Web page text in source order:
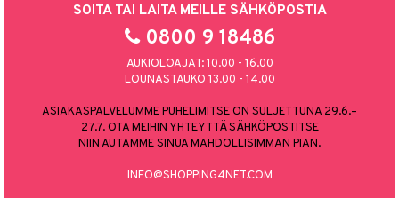
SOITA TAI LAITA MEILLE SÄHKÖPOSTIA
0800 9 18486
AUKIOLOAJAT: 10.00 - 16.00
LOUNASTAUKO 13.00 - 14.00
ASIAKASPALVELUMME PUHELIMITSE ON SULJETTUNA 29.6.–
27.7. OTA MEIHIN YHTEYTTÄ SÄHKÖPOSTITSE
NIIN AUTAMME SINUA MAHDOLLISIMMAN PIAN.
INFO@SHOPPING4NET.COM